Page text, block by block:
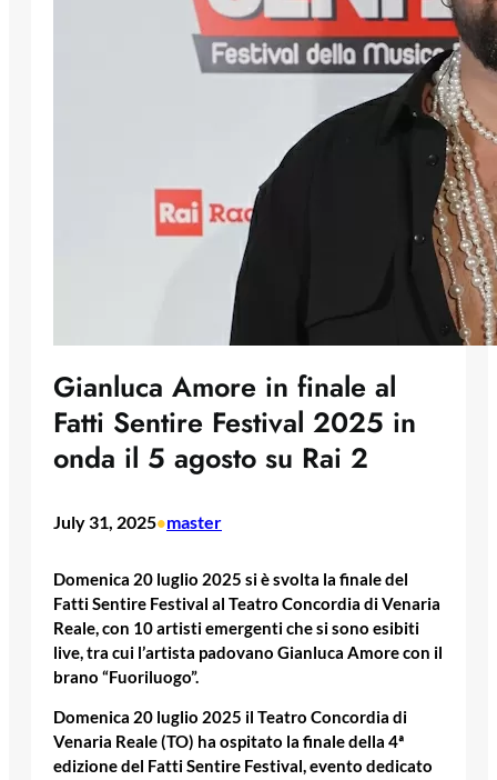
Gianluca Amore in finale al
Fatti Sentire Festival 2025 in
onda il 5 agosto su Rai 2
July 31, 2025•master
Domenica 20 luglio 2025 si è svolta la finale del
Fatti Sentire Festival al Teatro Concordia di Venaria
Reale, con 10 artisti emergenti che si sono esibiti
live, tra cui l’artista padovano Gianluca Amore con il
brano “Fuoriluogo”.
Domenica 20 luglio 2025 il Teatro Concordia di
Venaria Reale (TO) ha ospitato la finale della 4ª
edizione del Fatti Sentire Festival, evento dedicato